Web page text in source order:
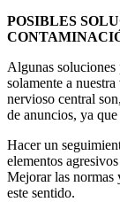
POSIBLES
Algunas soluciones
solamente a
nervioso central
de anuncios, ya
Hacer un
elementos
Mejorar las normas
este sentido.